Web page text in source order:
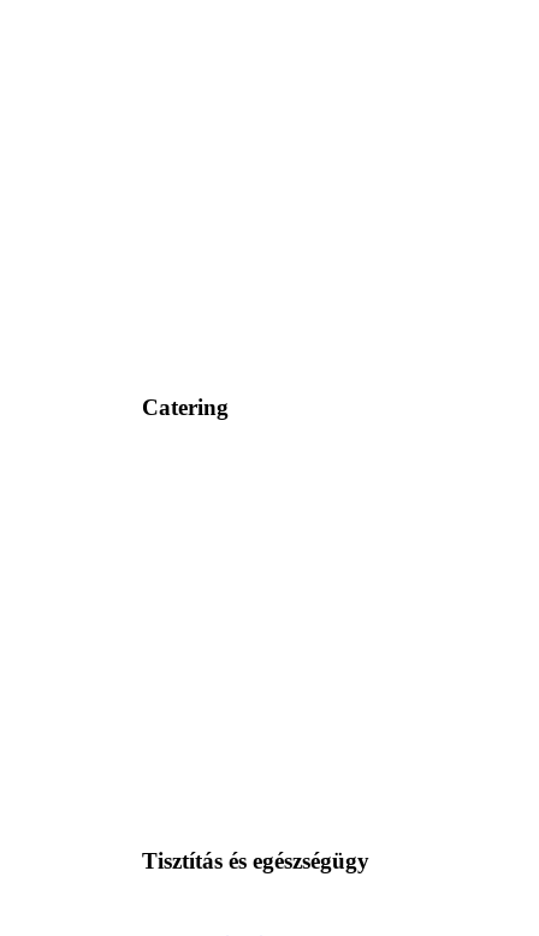
Catering
Tisztítás és egészségügy